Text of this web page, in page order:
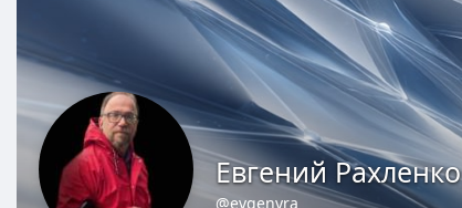
Евгений Рахленко
@evgenyra